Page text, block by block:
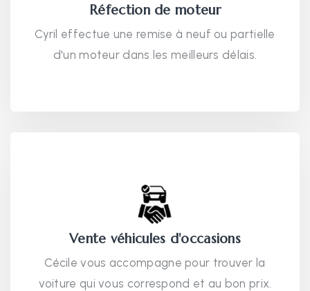
Réfection de moteur
Cyril effectue une remise à neuf ou partielle
d'un moteur dans les meilleurs délais.
Vente véhicules d'occasions
Cécile vous accompagne pour trouver la
voiture qui vous correspond et au bon prix.